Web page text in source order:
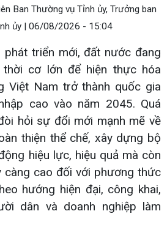
Ban Thường vụ Tỉnh ủy, Trưởng ban
ủy | 06/08/2026 - 15:04
phát triển mới, đất nước đang
cơ lớn để hiện thực hóa
Việt Nam trở thành quốc gia
cao vào năm 2045. Quá
hỏi sự đổi mới mạnh mẽ về
thiện thể chế, xây dựng bộ
hiệu lực, hiệu quả mà còn
càng cao đối với phương thức
hướng hiện đại, công khai,
dân và doanh nghiệp làm